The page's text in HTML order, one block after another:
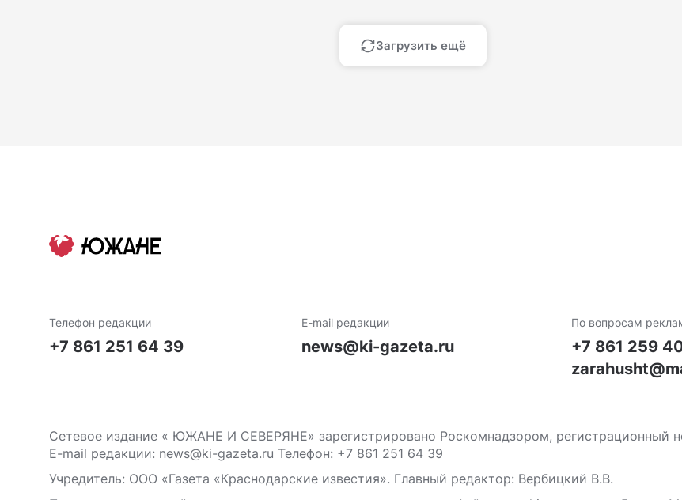
Загрузить ещё
Телефон редакции
+7 861 251 64 39
E-mail редакции
news@ki-gazeta.ru
По вопросам
+7 861 259
Сетевое издание « ЮЖАНЕ И СЕВЕРЯНЕ» зарегистрировано Роскомнадзором,
E-mail редакции: news@ki-gazeta.ru Телефон: +7 861 251 64 39
Учредитель: ООО «Газета «Краснодарские известия». Главный редактор: Вербицкий В.В.